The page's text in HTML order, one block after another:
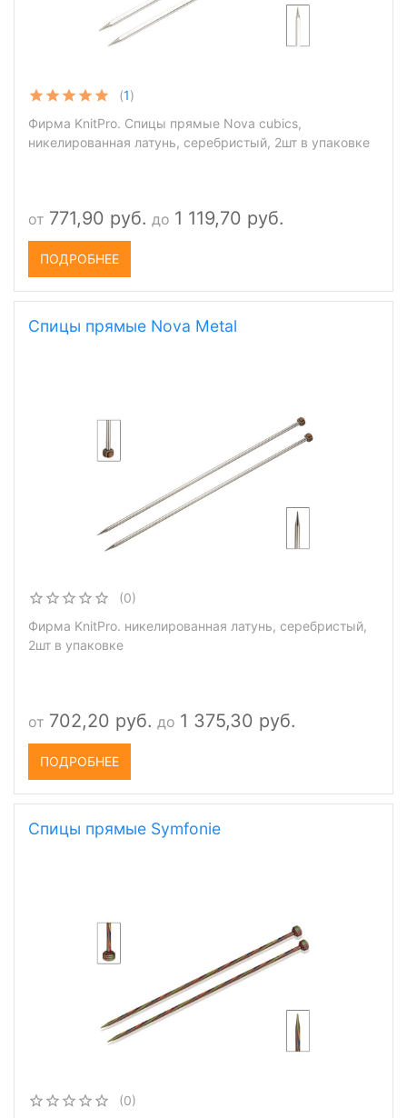
(1)
Фирма KnitPro. Спицы прямые Nova cubics,
никелированная латунь, серебристый, 2шт в упаковке
от 771,90 руб. до 1 119,70 руб.
ПОДРОБНЕЕ
Спицы прямые Nova Metal
(0)
Фирма KnitPro. никелированная латунь, серебристый,
2шт в упаковке
от 702,20 руб. до 1 375,30 руб.
ПОДРОБНЕЕ
Спицы прямые Symfonie
(0)